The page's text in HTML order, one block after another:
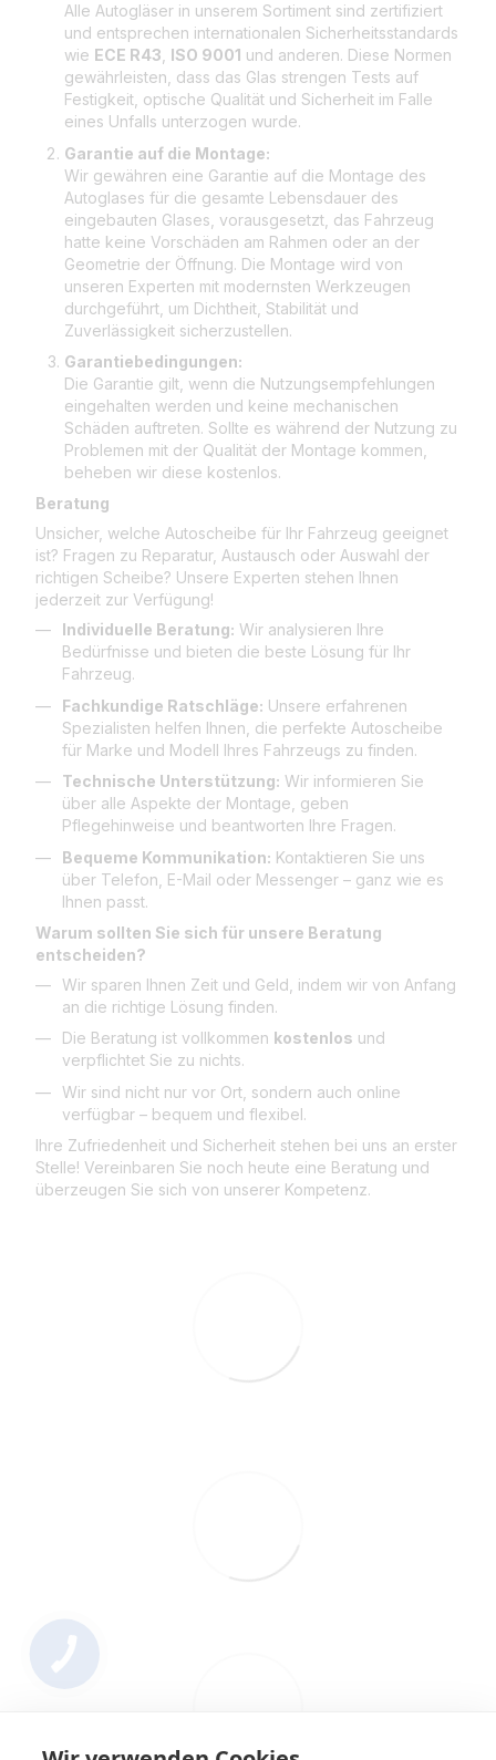
Alle Autogläser in unserem Sortiment sind zertifiziert
und entsprechen internationalen Sicherheitsstandards
wie ECE R43 ISO 9001 und anderen. Diese Normen
gewährleisten, dass das Glas strengen Tests auf
Festigkeit, optische Qualität und Sicherheit im Falle
eines Unfalls unterzogen wurde.
Garantie auf die Montage:
Wir gewähren eine Garantie auf die Montage des
Autoglases für die gesamte Lebensdauer des
eingebauten Glases, vorausgesetzt, das Fahrzeug
hatte keine Vorschäden am Rahmen oder an der
Geometrie der Öffnung. Die Montage wird von
unseren Experten mit modernsten Werkzeugen
durchgeführt, um Dichtheit, Stabilität und
Zuverlässigkeit sicherzustellen.
Garantiebedingungen:
Die Garantie gilt, wenn die Nutzungsempfehlungen
eingehalten werden und keine mechanischen
Schäden auftreten. Sollte es während der Nutzung zu
Problemen mit der Qualität der Montage kommen,
beheben wir diese kostenlos.
Beratung
Unsicher, welche Autoscheibe für Ihr Fahrzeug geeignet
ist? Fragen zu Reparatur, Austausch oder Auswahl der
richtigen Scheibe? Unsere Experten stehen Ihnen
jederzeit zur Verfügung!
Individuelle Beratung: Wir analysieren Ihre
Bedürfnisse und bieten die beste Lösung für Ihr
Fahrzeug.
Fachkundige Ratschläge: Unsere erfahrenen
Spezialisten helfen Ihnen, die perfekte Autoscheibe
für Marke und Modell Ihres Fahrzeugs zu finden.
Technische Unterstützung: Wir informieren Sie
über alle Aspekte der Montage, geben
Pflegehinweise und beantworten Ihre Fragen.
Bequeme Kommunikation: Kontaktieren Sie uns
über Telefon, E-Mail oder Messenger – ganz wie es
Ihnen passt.
Warum sollten Sie sich für unsere Beratung
entscheiden?
Wir sparen Ihnen Zeit und Geld, indem wir von Anfang
an die richtige Lösung finden.
Die Beratung ist vollkommen kostenlos und
verpflichtet Sie zu nichts.
Wir sind nicht nur vor Ort, sondern auch online
verfügbar – bequem und flexibel.
Ihre Zufriedenheit und Sicherheit stehen bei uns an erster
Stelle! Vereinbaren Sie noch heute eine Beratung und
überzeugen Sie sich von unserer Kompetenz.